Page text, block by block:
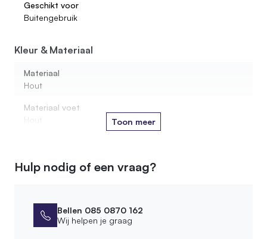
In welke houtsoorten zijn de dividers beschikbaar?
Hoe hoog moet een roomdivider zijn?
Geschikt voor
Buitengebruik
Kleur & Materiaal
Materiaal
Hout
Materiaal voet
Hout
Breedte voet
25 cm
Toon meer
Hulp nodig of een vraag?
Bellen 085 0870 162
Wij helpen je graag